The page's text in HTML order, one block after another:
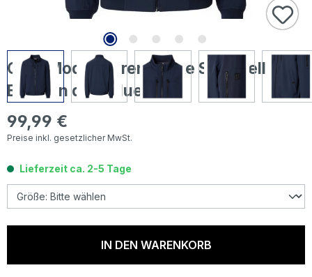
Casa Moda Herren Jacke Softshell
Blouson dark blue
Regulärer Preis:
99,99 €
Preise inkl. gesetzlicher MwSt.
Lieferzeit ca. 2-5 Tage
IN DEN WARENKORB